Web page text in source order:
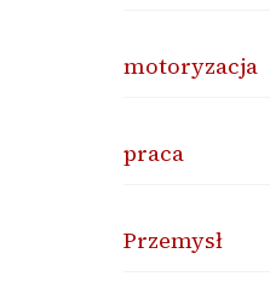
motoryzacja
praca
Przemysł